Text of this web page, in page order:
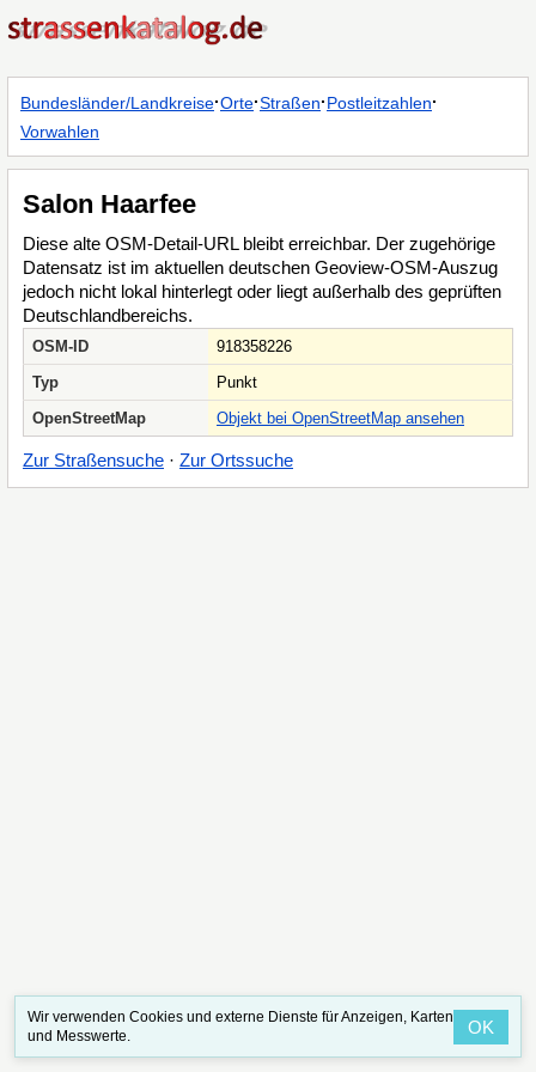
Bundesländer/Landkreise·Orte·Straßen·Postleitzahlen·
Vorwahlen
Salon Haarfee
Diese alte OSM-Detail-URL bleibt erreichbar. Der zugehörige
Datensatz ist im aktuellen deutschen Geoview-OSM-Auszug
jedoch nicht lokal hinterlegt oder liegt außerhalb des geprüften
Deutschlandbereichs.
OSM-ID
918358226
Typ
Punkt
OpenStreetMap
Objekt bei OpenStreetMap ansehen
Zur Straßensuche · Zur Ortssuche
Wir verwenden Cookies und externe Dienste für Anzeigen, Karten
und Messwerte.
OK